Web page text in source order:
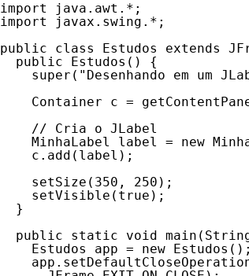
import java.awt.*;
import javax.swing.*;
public class Estudos extends
public Estudos() {
super("Desenhando em um
Container c =
// Cria o JLabel
MinhaLabel label = new
c.add(label);
setSize(350, 250);
setVisible(true);
}
public static void
Estudos app = new Estudos();